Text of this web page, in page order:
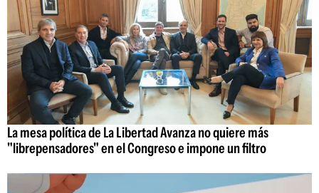
La mesa política de La Libertad Avanza no quiere más
"librepensadores" en el Congreso e impone un filtro